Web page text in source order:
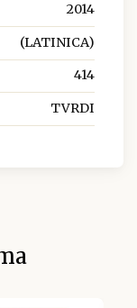
2014
(LATINICA)
414
TVRDI